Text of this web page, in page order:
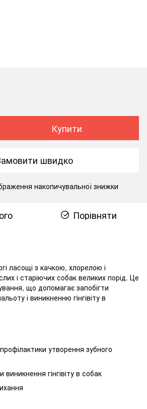
Купити
швидко
накопичувальної знижки
Порівняти
ласощі з качкою, хлорелою і
і старіючих собак великих порід. Це
що допомагає запобігти
і виникненню гінгівіту в
утворення зубного
гінгівіту в собак